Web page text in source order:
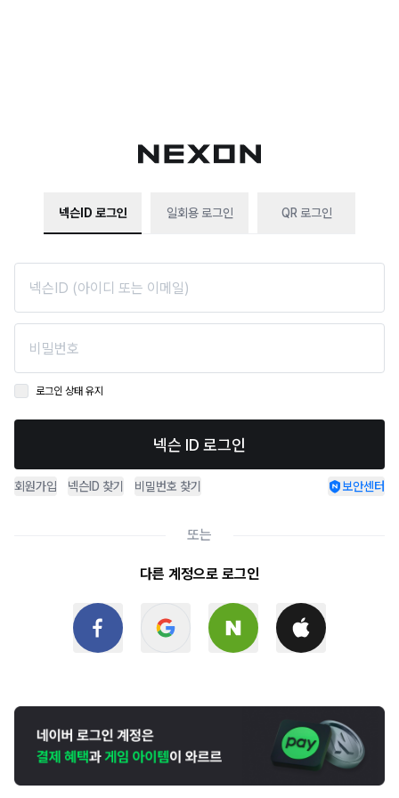
넥슨ID 로그인 일회용 로그인 QR 로그인
로그인 상태 유지
넥슨 ID 로그인
회원가입 넥슨ID 찾기 비밀번호 찾기 보안센터
또는
다른 계정으로 로그인